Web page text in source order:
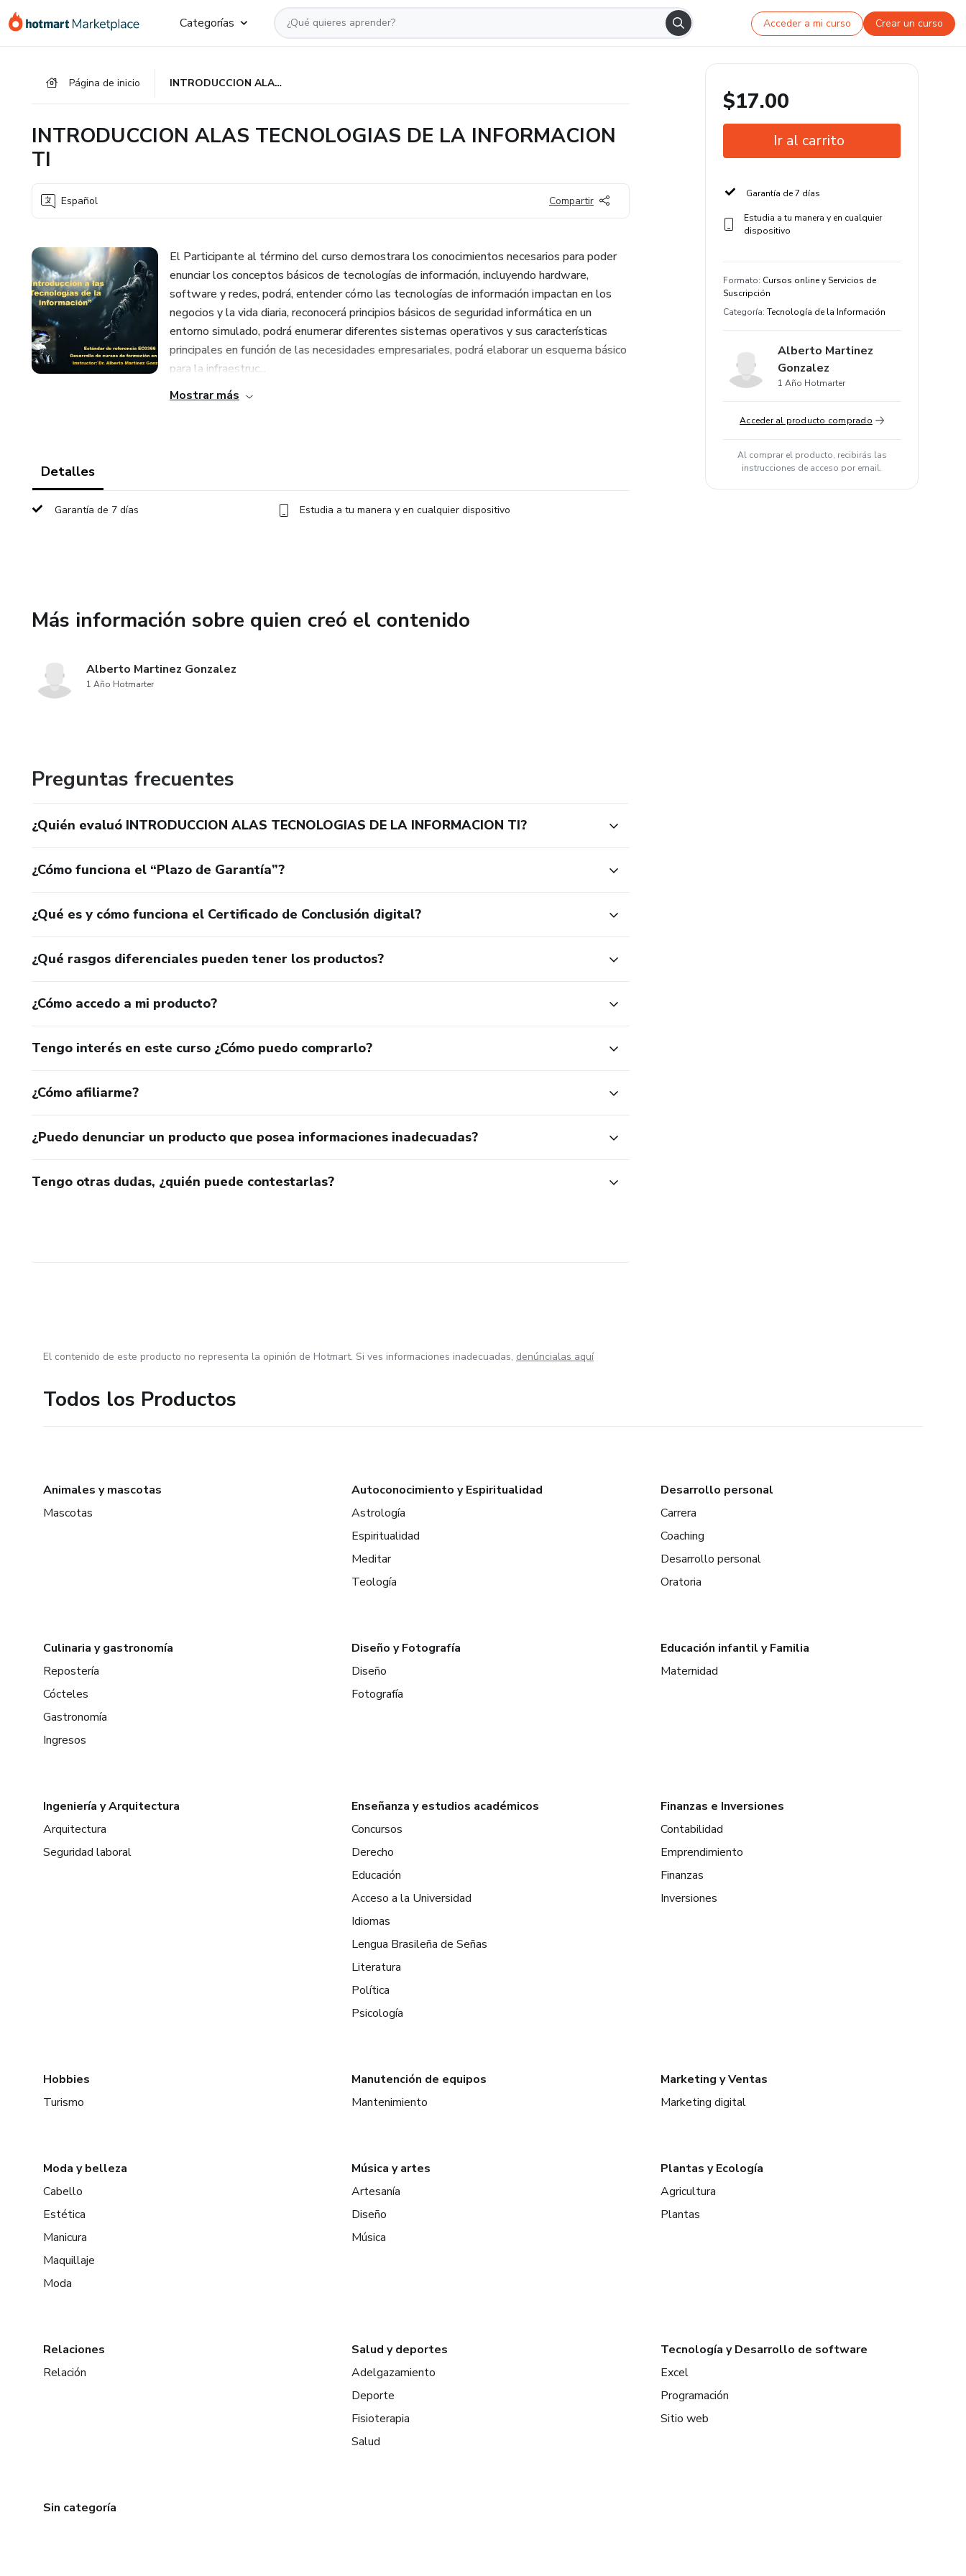
Categorías Acceder a mi curso Crear un curso
Página de inicio INTRODUCCION ALAS TECNOLOGIAS DE LA INFORMACION TI
INTRODUCCION ALAS TECNOLOGIAS DE LA INFORMACION
TI
Español Compartir
El Participante al término del curso demostrara los conocimientos necesarios para poder
enunciar los conceptos básicos de tecnologías de información, incluyendo hardware,
software y redes, podrá, entender cómo las tecnologías de información impactan en los
negocios y la vida diaria, reconocerá principios básicos de seguridad informática en un
entorno simulado, podrá enumerar diferentes sistemas operativos y sus características
principales en función de las necesidades empresariales, podrá elaborar un esquema básico
para la infraestruc...
Mostrar más
Detalles
Garantía de 7 días Estudia a tu manera y en cualquier dispositivo
Más información sobre quien creó el contenido
Alberto Martinez Gonzalez
1 Año Hotmarter
Preguntas frecuentes
¿Quién evaluó INTRODUCCION ALAS TECNOLOGIAS DE LA INFORMACION TI?
¿Cómo funciona el “Plazo de Garantía”?
¿Qué es y cómo funciona el Certificado de Conclusión digital?
¿Qué rasgos diferenciales pueden tener los productos?
¿Cómo accedo a mi producto?
Tengo interés en este curso ¿Cómo puedo comprarlo?
¿Cómo afiliarme?
¿Puedo denunciar un producto que posea informaciones inadecuadas?
Tengo otras dudas, ¿quién puede contestarlas?
$17.00
Ir al carrito
Garantía de 7 días
Estudia a tu manera y en cualquier
dispositivo
Formato: Cursos online y Servicios de
Suscripción
Categoría: Tecnología de la Información
Alberto Martinez
Gonzalez
1 Año Hotmarter
Acceder al producto comprado
Al comprar el producto, recibirás las
instrucciones de acceso por email.
El contenido de este producto no representa la opinión de Hotmart. Si ves informaciones inadecuadas, denúncialas aquí
Todos los Productos
Animales y mascotas
Mascotas
Autoconocimiento y Espiritualidad
Astrología
Espiritualidad
Meditar
Teología
Desarrollo personal
Carrera
Coaching
Desarrollo personal
Oratoria
Culinaria y gastronomía
Repostería
Cócteles
Gastronomía
Ingresos
Diseño y Fotografía
Diseño
Fotografía
Educación infantil y Familia
Maternidad
Ingeniería y Arquitectura
Arquitectura
Seguridad laboral
Enseñanza y estudios académicos
Concursos
Derecho
Educación
Acceso a la Universidad
Idiomas
Lengua Brasileña de Señas
Literatura
Política
Psicología
Finanzas e Inversiones
Contabilidad
Emprendimiento
Finanzas
Inversiones
Hobbies
Turismo
Manutención de equipos
Mantenimiento
Marketing y Ventas
Marketing digital
Moda y belleza
Cabello
Estética
Manicura
Maquillaje
Moda
Música y artes
Artesanía
Diseño
Música
Plantas y Ecología
Agricultura
Plantas
Relaciones
Relación
Salud y deportes
Adelgazamiento
Deporte
Fisioterapia
Salud
Tecnología y Desarrollo de software
Excel
Programación
Sitio web
Sin categoría